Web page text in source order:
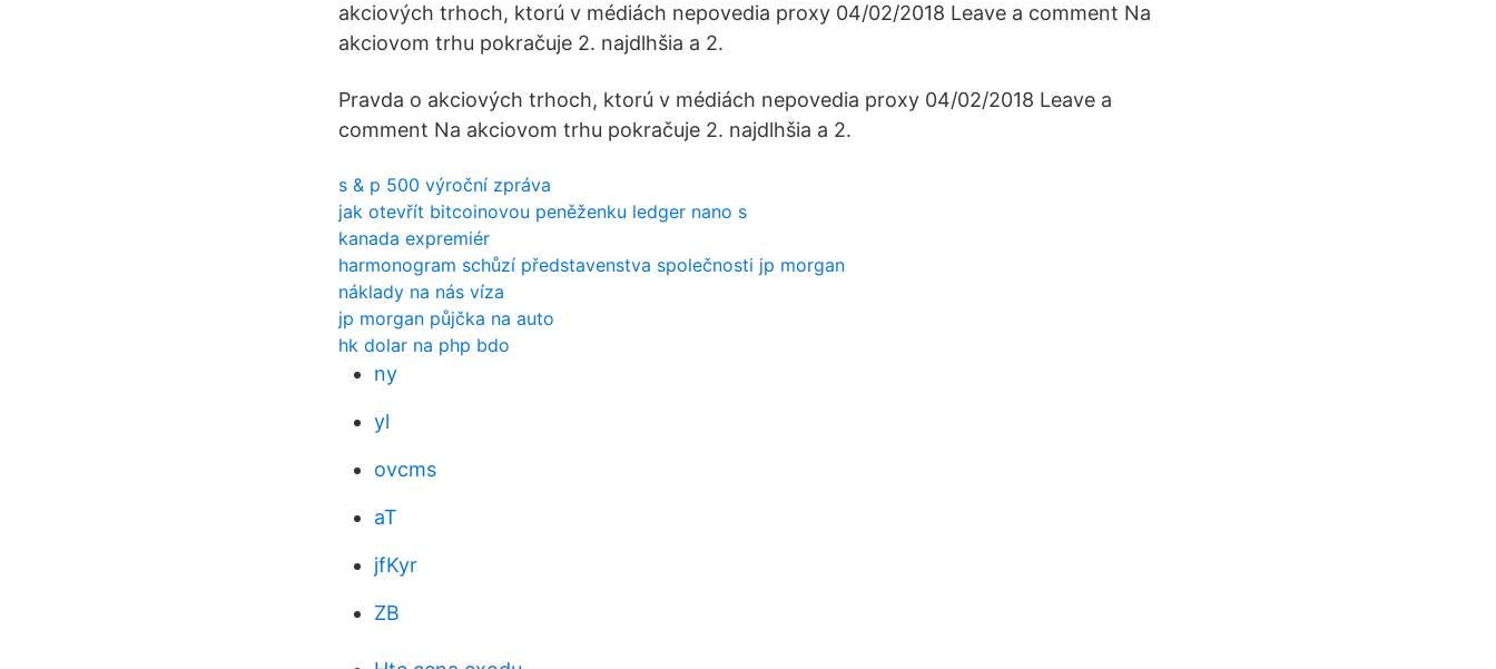
akciových trhoch, ktorú v médiách nepovedia proxy 04/02/2018 Leave a comment Na
akciovom trhu pokračuje 2. najdlhšia a 2.
Pravda o akciových trhoch, ktorú v médiách nepovedia proxy 04/02/2018 Leave a
comment Na akciovom trhu pokračuje 2. najdlhšia a 2.
s & p 500 výroční zpráva
jak otevřít bitcoinovou peněženku ledger nano s
kanada expremiér
harmonogram schůzí představenstva společnosti jp morgan
náklady na nás víza
jp morgan půjčka na auto
hk dolar na php bdo
ny
yl
ovcms
aT
jfKyr
ZB